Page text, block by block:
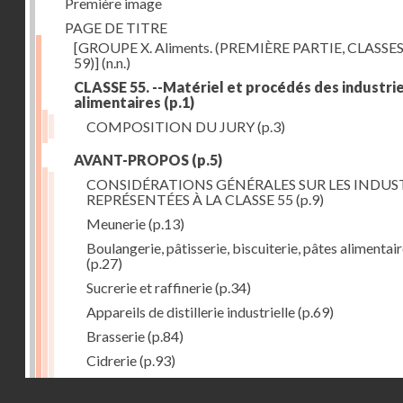
PAGE DE TITRE
[GROUPE X. Aliments. (PREMIÈRE PARTIE,
59)](n.n.)
CLASSE 55. --Matériel et procédés des
alimentaires (p.1)
COMPOSITION DU JURY(p.3)
AVANT-PROPOS (p.5)
CONSIDÉRATIONS GÉNÉRALES SUR LES
REPRÉSENTÉES À LA CLASSE 55 (p.9)
Meunerie(p.13)
Boulangerie, pâtisserie, biscuiterie, pâtes
(p.27)
Sucrerie et raffinerie(p.34)
Appareils de distillerie industrielle(p.69)
Brasserie(p.84)
Cidrerie(p.93)